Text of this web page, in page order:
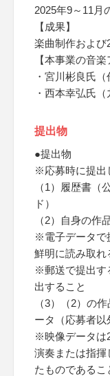
2025年9～11月
【成果】
楽曲制作および
【本事業の音楽
・宮川彬良氏（
・西本幸弘氏
提出物
●提出物
※応募時に提出
（1）履歴書（
ド）
（2）自身の作
※電子データで
鮮明に読み取れ
※郵送で提出す
出すること
（3）（2）の
ータ（応募者以
※映像データは
演奏または指揮
たものであるこ